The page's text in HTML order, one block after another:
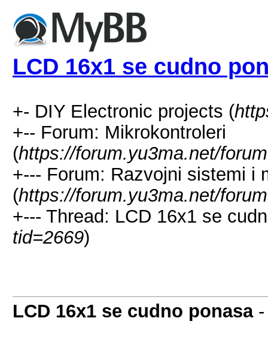
LCD 16x1 se cudno
+- DIY Electronic projects (
+-- Forum: Mikrokontroleri
(https://forum.yu3ma.net/
+--- Forum: Razvojni sistemi i
(https://forum.yu3ma.net/
+--- Thread: LCD 16x1 se
tid=2669)
LCD 16x1 se cudno ponasa